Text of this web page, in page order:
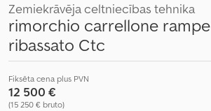
Zemiekrāvēja celtniecības tehnika
rimorchio carrellone rampe
ribassato Ctc
Fiksēta cena plus PVN
12 500 €
(15 250 € bruto)